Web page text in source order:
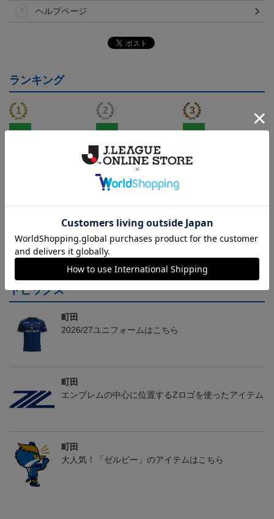
ヘルプページ
ランキング
FC町田ゼルビア ゲッコ
ウガ タオルマフラー
2,500円
FC町田ゼルビア ゲッコ
ウガ キーホルダー
1,100円
FC町田ゼルビア ピカチ
ュウ タオルマフラー
2,500円
トピックス
町田
2026/27ユニフォームはこちら
町田
エンブレムの中心に位置するZロゴを使ったアイテム
町田
大人気！「ゼルビー」のアイテムはこちら